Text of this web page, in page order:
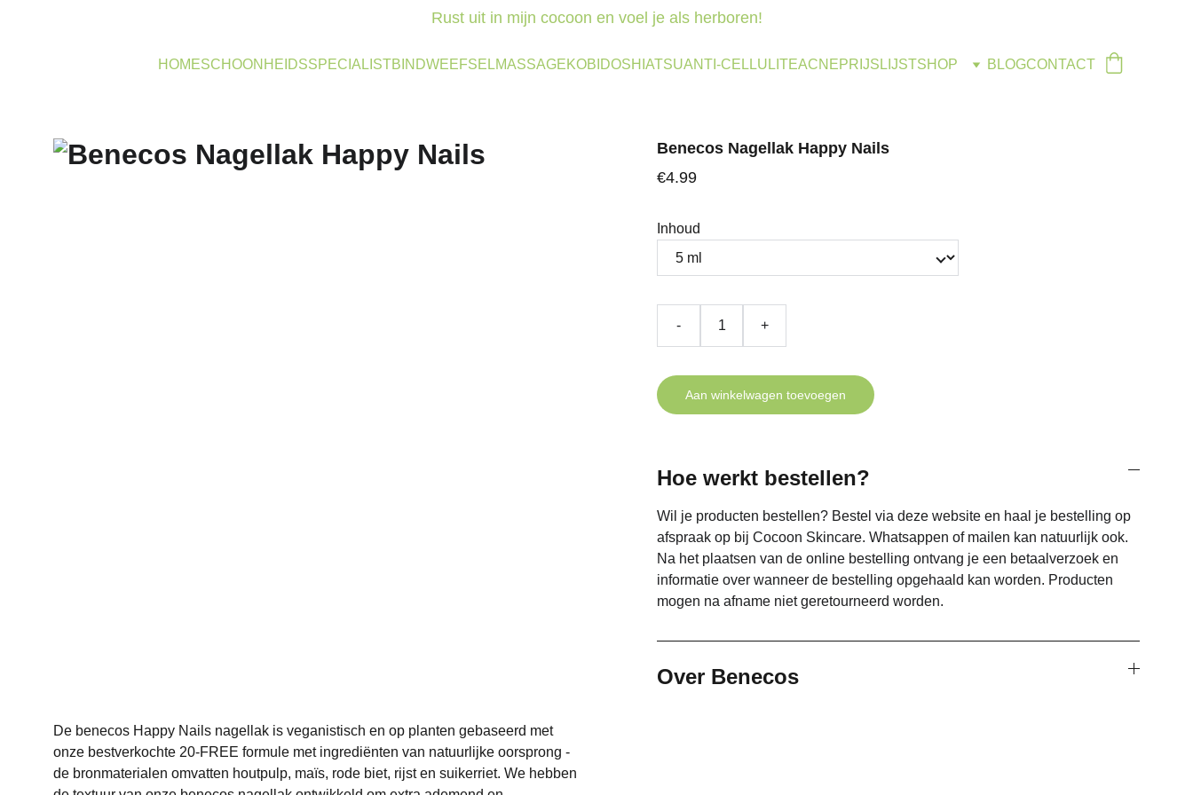
Rust uit in mijn cocoon en voel je als herboren!
HOMESCHOONHEIDSSPECIALISTBINDWEEFSELMASSAGEKOBIDOSHIATSUANTI-CELLULITEACNEPRIJSLIJSTSHOP BLOGCONTACT
De benecos Happy Nails nagellak is veganistisch en op planten gebaseerd met
onze bestverkochte 20-FREE formule met ingrediënten van natuurlijke oorsprong -
de bronmaterialen omvatten houtpulp, maïs, rode biet, rijst en suikerriet. We hebben
Benecos Nagellak Happy Nails
€4.99
Inhoud
- +
Aan winkelwagen toevoegen
Hoe werkt bestellen?
Wil je producten bestellen? Bestel via deze website en haal je bestelling op
afspraak op bij Cocoon Skincare. Whatsappen of mailen kan natuurlijk ook.
Na het plaatsen van de online bestelling ontvang je een betaalverzoek en
informatie over wanneer de bestelling opgehaald kan worden. Producten
mogen na afname niet geretourneerd worden.
Over Benecos